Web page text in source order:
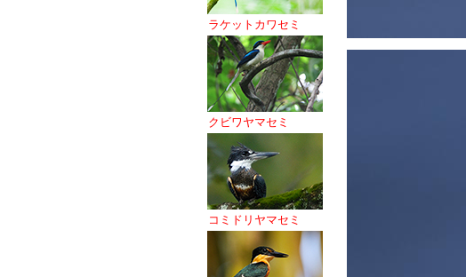
ラケットカワセミ
クビワヤマセミ
コミドリヤマセミ